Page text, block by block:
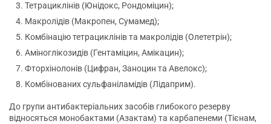
Тетрациклінів (Юнідокс, Рондоміцин);
Макролідів (Макропен, Сумамед);
Комбінацію тетрациклінів та макролідів (Олететрін);
Аміноглікозидів (Гентаміцин, Амікацин);
Фторхінолонів (Цифран, Заноцин та Авелокс);
Комбінованих сульфаніламідів (Лідаприм).
До групи антибактеріальних засобів глибокого резерву
відносяться монобактами (Азактам) та карбапенеми (Тієнам,